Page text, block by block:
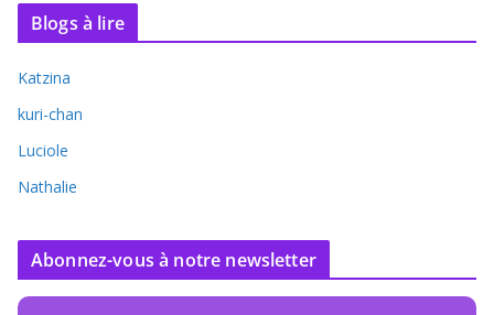
Blogs à lire
Katzina
kuri-chan
Luciole
Nathalie
Abonnez-vous à notre newsletter